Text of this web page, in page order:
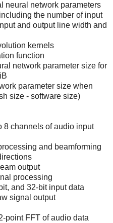
neural network parameters
the number of input
and output line width and
kernels
function
network parameter size for
parameter size when
size - software size)
8 channels of audio input
and beamforming
output
processing
and 32-bit input data
signal output
point FFT of audio data